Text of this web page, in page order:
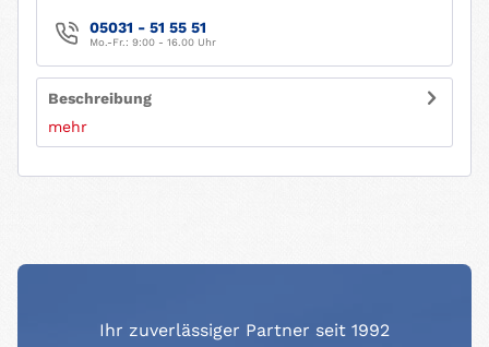
05031 - 51 55 51
Mo.-Fr.: 9:00 - 16.00 Uhr
Beschreibung
mehr
Ihr zuverlässiger Partner seit 1992